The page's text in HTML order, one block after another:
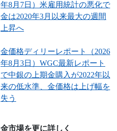
年8月7日）米雇用統計の悪化で
金は2020年3月以来最大の週間
上昇へ
金価格ディリーレポート（2026
年8月3日）WGC最新レポート
で中銀の上期金購入が2022年以
来の低水準、金価格は上げ幅を
失う
金市場を更に詳しく